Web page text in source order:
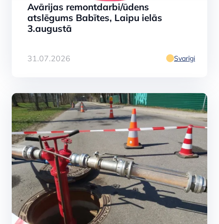
Avārijas remontdarbi/ūdens
atslēgums Babītes, Laipu ielās
3.augustā
31.07.2026 Svarīgi